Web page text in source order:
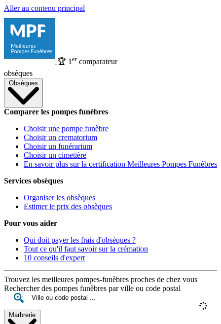
Aller au contenu principal
🏆 1 ercomparateur
obsèques
Obsèques
Comparer les pompes funèbres
Choisir une pompe funèbre
Choisir un crematorium
Choisir un funérarium
Choisir un cimetière
En savoir plus sur la certification Meilleures Pompes Funèbres
Services obsèques
Organiser les obsèques
Estimer le prix des obsèques
Pour vous aider
Qui doit payer les frais d'obsèques ?
Tout ce qu'il faut savoir sur la crémation
10 conseils d'expert
Trouvez les meilleures pompes-funèbres proches de chez vous
Rechercher des pompes funèbres par ville ou code postal
Marbrerie